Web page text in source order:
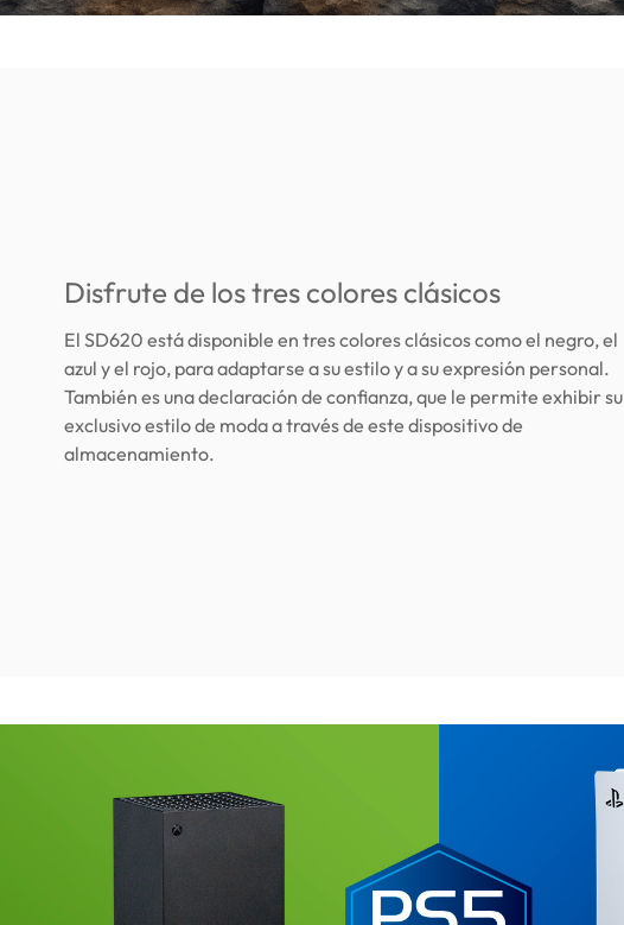
Disfrute de los tres colores clásicos
El SD620 está disponible en tres colores clásicos como el negro, el
azul y el rojo, para adaptarse a su estilo y a su expresión personal.
También es una declaración de confianza, que le permite exhibir su
exclusivo estilo de moda a través de este dispositivo de
almacenamiento.